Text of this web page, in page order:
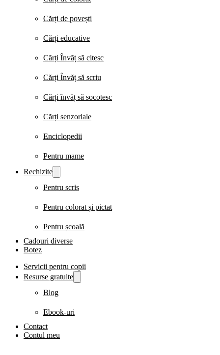
Cărți de povești
Cărți educative
Cărți Învăț să citesc
Cărți Învăț să scriu
Cărți învăț să socotesc
Cărți senzoriale
Enciclopedii
Pentru mame
Rechizite
Pentru scris
Pentru colorat și pictat
Pentru școală
Cadouri diverse
Botez
Servicii pentru copii
Resurse gratuite
Blog
Ebook-uri
Contact
Contul meu